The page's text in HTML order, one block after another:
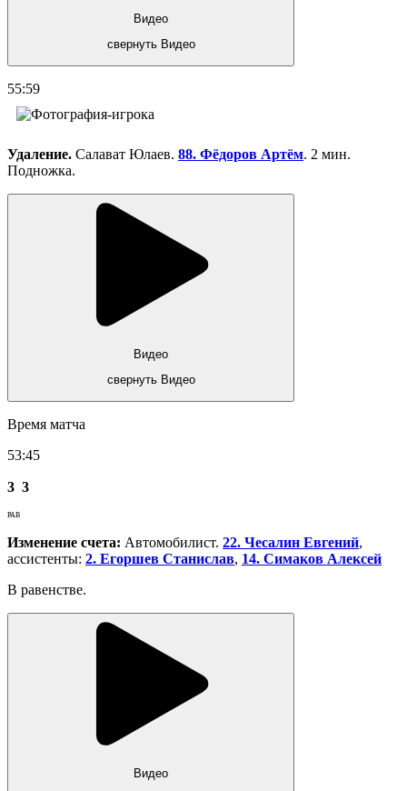
Видео
свернуть Видео
55:59
Удаление. Салават Юлаев. 88. Фёдоров Артём. 2 мин.
Подножка.
Видео
свернуть Видео
Время матча
53:45
3 3
РАВ
Изменение счета: Автомобилист. 22. Чесалин Евгений,
ассистенты: 2. Егоршев Станислав, 14. Симаков Алексей
В равенстве.
Видео